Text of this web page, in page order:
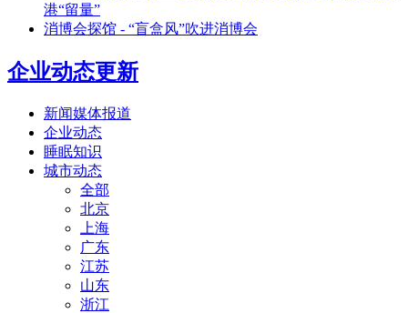
港“留量”
消博会探馆 - “盲盒风”吹进消博会
企业动态更新
新闻媒体报道
企业动态
睡眠知识
城市动态
全部
北京
上海
广东
江苏
山东
浙江